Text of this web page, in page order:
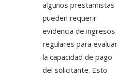
algunos prestamistas
pueden requerir
evidencia de ingresos
regulares para evaluar
la capacidad de pago
del solicitante. Esto